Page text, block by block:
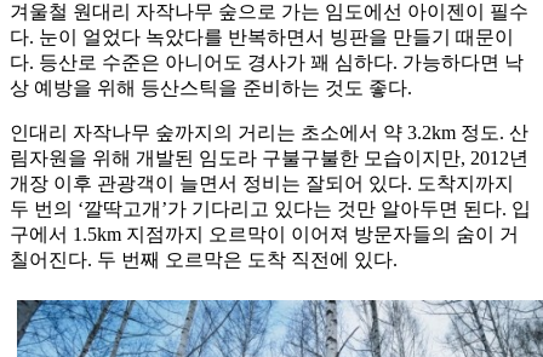
겨울철 원대리 자작나무 숲으로 가는 임도에선 아이젠이 필수
다. 눈이 얼었다 녹았다를 반복하면서 빙판을 만들기 때문이
다. 등산로 수준은 아니어도 경사가 꽤 심하다. 가능하다면 낙
상 예방을 위해 등산스틱을 준비하는 것도 좋다.
인대리 자작나무 숲까지의 거리는 초소에서 약 3.2km 정도. 산
림자원을 위해 개발된 임도라 구불구불한 모습이지만, 2012년
개장 이후 관광객이 늘면서 정비는 잘되어 있다. 도착지까지
두 번의 ‘깔딱고개’가 기다리고 있다는 것만 알아두면 된다. 입
구에서 1.5km 지점까지 오르막이 이어져 방문자들의 숨이 거
칠어진다. 두 번째 오르막은 도착 직전에 있다.